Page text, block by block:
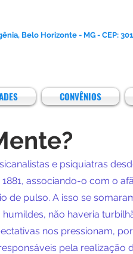
CONVÊNIOS
Belo Horizonte - MG - CEP:
e psiquiatras
associando-o com o
de pulso. A isso se
não haveria
nos pressionam,
pela realização